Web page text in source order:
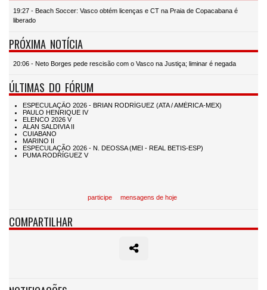
19:27 - Beach Soccer: Vasco obtém licenças e CT na Praia de Copacabana é
liberado
PRÓXIMA NOTÍCIA
20:06 - Neto Borges pede rescisão com o Vasco na Justiça; liminar é negada
ÚLTIMAS DO FÓRUM
participe mensagens de hoje
COMPARTILHAR